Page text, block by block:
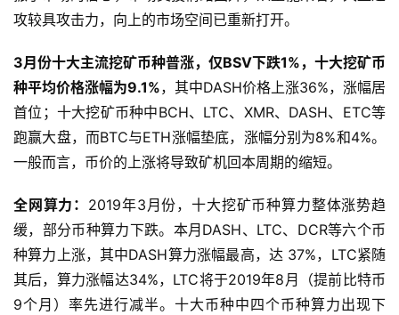
攻较具攻击力，向上的市场空间已重新打开。
3月份十大主流挖矿币种普涨，仅BSV下跌1%，十大挖矿币
种平均价格涨幅为9.1%，其中DASH价格上涨36%，涨幅居
首位；十大挖矿币种中BCH、LTC、XMR、DASH、ETC等
跑赢大盘，而BTC与ETH涨幅垫底，涨幅分别为8%和4%。
一般而言，币价的上涨将导致矿机回本周期的缩短。
全网算力： 2019年3月份，十大挖矿币种算力整体涨势趋
缓，部分币种算力下跌。本月DASH、LTC、DCR等六个币
种算力上涨，其中DASH算力涨幅最高，达 37%，LTC紧随
其后，算力涨幅达34%，LTC将于2019年8月（提前比特币
9个月）率先进行减半。十大币种中四个币种算力出现下